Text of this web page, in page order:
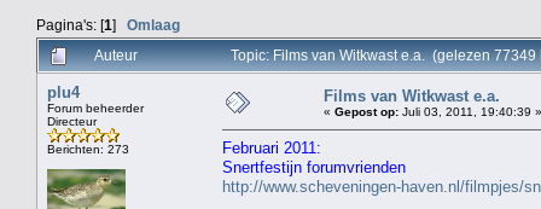
Pagina's: [1] Omlaag
Auteur
Topic: Films van Witkwast e.a. (gelezen 77349
plu4
Forum beheerder
Directeur
Berichten: 273
Films van Witkwast e.a.
« Gepost op: Juli 03, 2011, 19:40:39 »
Februari 2011:
Snertfestijn forumvrienden
http://www.scheveningen-haven.nl/filmpjes/